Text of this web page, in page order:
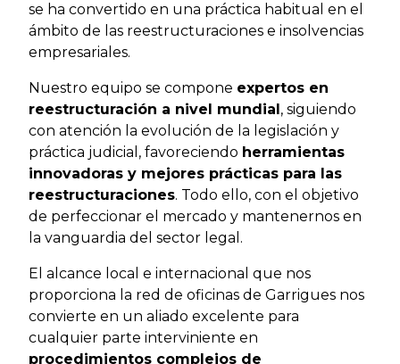
se ha convertido en una práctica habitual en el
ámbito de las reestructuraciones e insolvencias
empresariales.
Nuestro equipo se compone expertos en
reestructuración a nivel mundial, siguiendo
con atención la evolución de la legislación y
práctica judicial, favoreciendo herramientas
innovadoras y mejores prácticas para las
reestructuraciones. Todo ello, con el objetivo
de perfeccionar el mercado y mantenernos en
la vanguardia del sector legal.
El alcance local e internacional que nos
proporciona la red de oficinas de Garrigues nos
convierte en un aliado excelente para
cualquier parte interviniente en
procedimientos complejos de